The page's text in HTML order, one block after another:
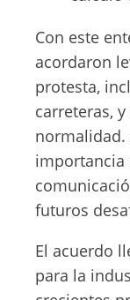
Con este
acordaron
protesta,
carreteras,
normalidad.
importancia
futuros
El acuerdo
para la